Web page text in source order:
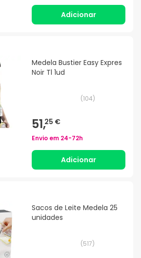
Adicionar
Medela Bustier Easy Expres
Noir Tl 1ud
(104)
51,25 €
Envio em 24-72h
Adicionar
Sacos de Leite Medela 25
unidades
(517)